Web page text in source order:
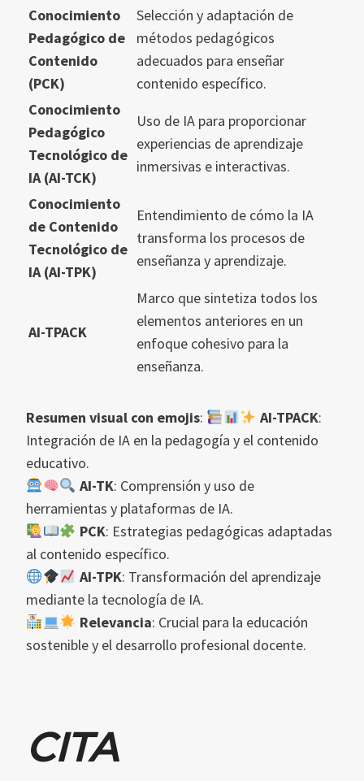
Conocimiento
Pedagógico de
Contenido
(PCK)
Selección y adaptación de
métodos pedagógicos
adecuados para enseñar
contenido específico.
Conocimiento
Pedagógico
Tecnológico de
IA (AI-TCK)
Uso de IA para proporcionar
experiencias de aprendizaje
inmersivas e interactivas.
Conocimiento
de Contenido
Tecnológico de
IA (AI-TPK)
Entendimiento de cómo la IA
transforma los procesos de
enseñanza y aprendizaje.
AI-TPACK
Marco que sintetiza todos los
elementos anteriores en un
enfoque cohesivo para la
enseñanza.
Resumen visual con emojis: AI-TPACK:
Integración de IA en la pedagogía y el contenido
educativo.
AI-TK: Comprensión y uso de
herramientas y plataformas de IA.
PCK: Estrategias pedagógicas adaptadas
al contenido específico.
AI-TPK: Transformación del aprendizaje
mediante la tecnología de IA.
Relevancia: Crucial para la educación
sostenible y el desarrollo profesional docente.
CITA